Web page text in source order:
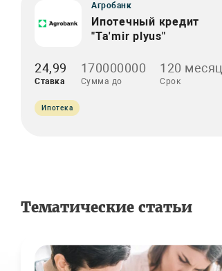
Агробанк
Ипотечный кредит
"Ta'mir plyus"
24,99
Ставка
170000000
Сумма до
120 месяц
Срок
Ипотека
Тематические статьи